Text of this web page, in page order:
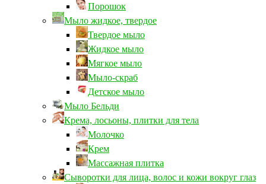
Порошок
Мыло жидкое, твердое
Твердое мыло
Жидкое мыло
Мягкое мыло
Мыло-скраб
Детское мыло
Мыло Бельди
Крема, лосьоны, плитки для тела
Молочко
Крем
Массажная плитка
Сыворотки для лица, волос и кожи вокруг глаз